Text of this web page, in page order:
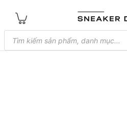
Tìm
kiếm
sản